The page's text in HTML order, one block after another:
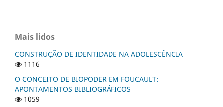
Mais lidos
CONSTRUÇÃO DE IDENTIDADE NA ADOLESCÊNCIA
1116
O CONCEITO DE BIOPODER EM FOUCAULT:
APONTAMENTOS BIBLIOGRÁFICOS
1059